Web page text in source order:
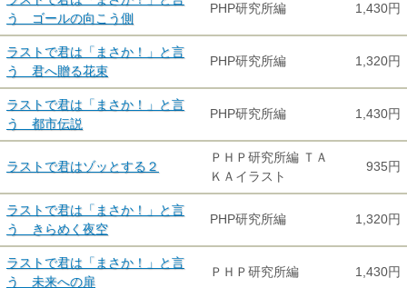
う ゴールの向こう側
PHP研究所編 1,430円
ラストで君は「まさか！」と言
う 君へ贈る花束
PHP研究所編 1,320円
ラストで君は「まさか！」と言
う 都市伝説
PHP研究所編 1,430円
ラストで君はゾッとする２
ＰＨＰ研究所編 ＴＡ
ＫＡイラスト
935円
ラストで君は「まさか！」と言
う きらめく夜空
PHP研究所編 1,320円
ラストで君は「まさか！」と言
う 未来への扉
ＰＨＰ研究所編 1,430円